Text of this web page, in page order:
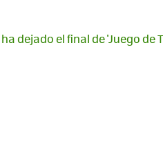
dejado el final de 'Juego de